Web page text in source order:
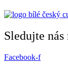
Sledujte
Facebook-f